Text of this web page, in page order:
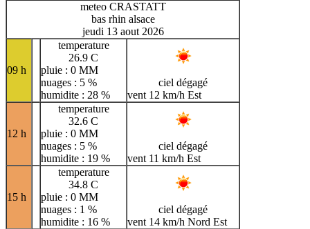
meteo CRASTATT
bas rhin alsace
jeudi 13 aout 2026
09 h
temperature
26.9 C
pluie : 0 MM
nuages : 5 %
humidite : 28 %
ciel dégagé
vent 12 km/h Est
12 h
temperature
32.6 C
pluie : 0 MM
nuages : 5 %
humidite : 19 %
ciel dégagé
vent 11 km/h Est
15 h
temperature
34.8 C
pluie : 0 MM
nuages : 1 %
humidite : 16 %
ciel dégagé
vent 14 km/h Nord Est